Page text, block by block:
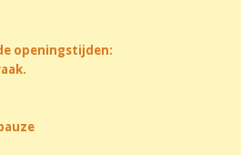
openingstijden: